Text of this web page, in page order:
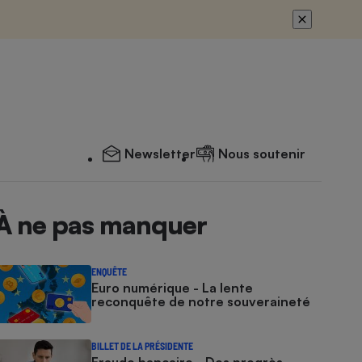
Newsletter Nous soutenir
ne pas manquer
ENQUÊTE
Euro numérique - La lente
reconquête de notre souveraineté
BILLET DE LA PRÉSIDENTE